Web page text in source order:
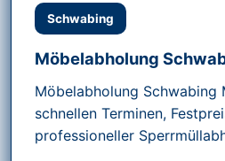
Schwabing
Möbelabholung
Möbelabholung Schwabing
schnellen Terminen,
professioneller